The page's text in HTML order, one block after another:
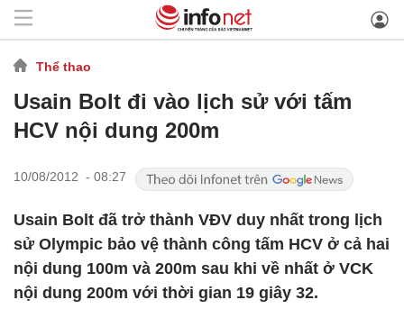
Thể thao
Usain Bolt đi vào lịch sử với tấm
HCV nội dung 200m
10/08/2012 - 08:27
Usain Bolt đã trở thành VĐV duy nhất trong lịch
sử Olympic bảo vệ thành công tấm HCV ở cả hai
nội dung 100m và 200m sau khi về nhất ở VCK
nội dung 200m với thời gian 19 giây 32.